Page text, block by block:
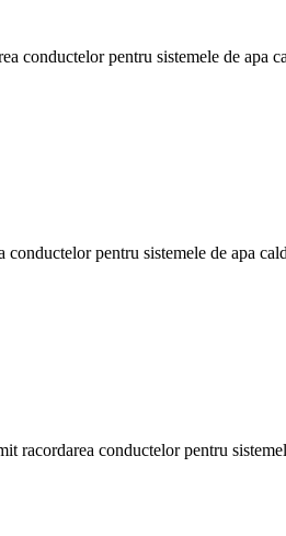
pentru sistemele de apa
pentru sistemele de apa
conductelor pentru